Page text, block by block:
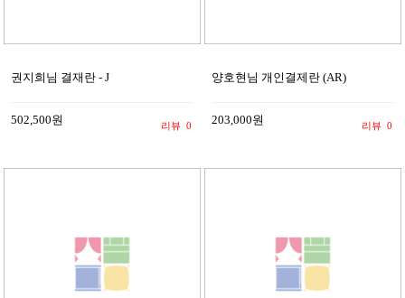
권지희님 결재란 - J
502,500원 리뷰 0
양호현님 개인결제란 (AR)
203,000원 리뷰 0